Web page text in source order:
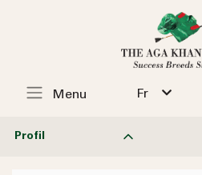
Fr
Menu
Profil